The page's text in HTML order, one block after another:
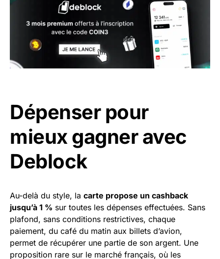
Dépenser pour
mieux gagner avec
Deblock
Au-delà du style, la carte propose un cashback
jusqu’à 1 % sur toutes les dépenses effectuées. Sans
plafond, sans conditions restrictives, chaque
paiement, du café du matin aux billets d’avion,
permet de récupérer une partie de son argent. Une
proposition rare sur le marché français, où les